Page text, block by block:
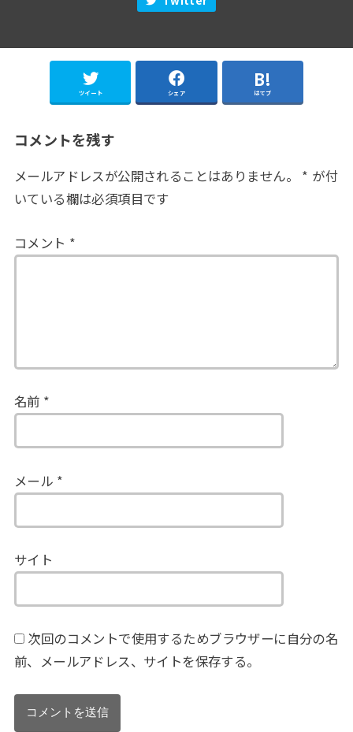
ツイート シェア はてブ
コメントを残す
メールアドレスが公開されることはありません。 * が付
いている欄は必須項目です
コメント *
名前 *
メール *
サイト
次回のコメントで使用するためブラウザーに自分の名
前、メールアドレス、サイトを保存する。